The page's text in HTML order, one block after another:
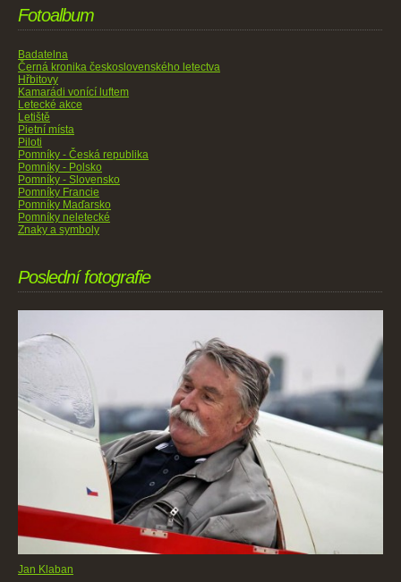
Fotoalbum
Badatelna
Černá kronika československého letectva
Hřbitovy
Kamarádi vonící luftem
Letecké akce
Letiště
Pietní místa
Piloti
Pomníky - Česká republika
Pomníky - Polsko
Pomníky - Slovensko
Pomníky Francie
Pomníky Maďarsko
Pomníky neletecké
Znaky a symboly
Poslední fotografie
Jan Klaban